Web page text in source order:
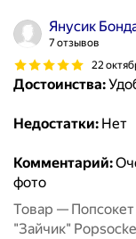
Янусик
7 отзывов
22
Достоинства:
Недостатки: Нет
Комментарий:
фото
Товар —
"Зайчик"